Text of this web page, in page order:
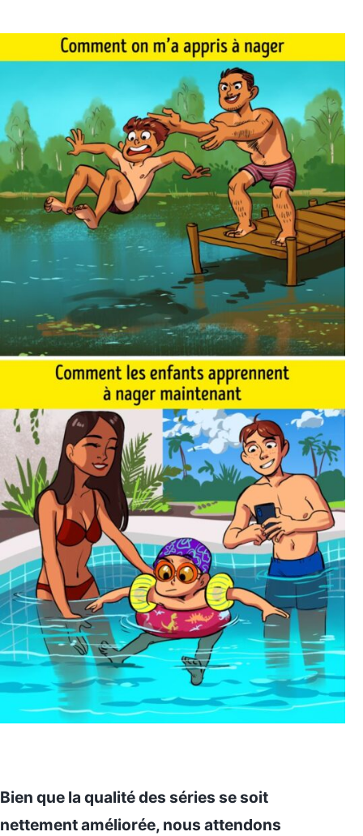
Bien que la qualité des séries se soit
nettement améliorée, nous attendons